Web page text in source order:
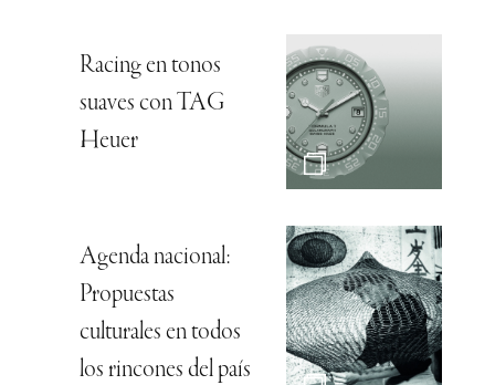
Racing en tonos
suaves con TAG
Heuer
Agenda nacional:
Propuestas
culturales en todos
los rincones del país